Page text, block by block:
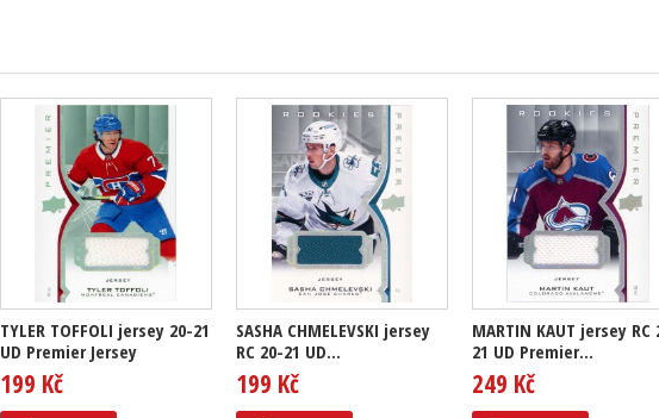
TYLER TOFFOLI jersey 20-21
UD Premier Jersey
199 Kč
SASHA CHMELEVSKI jersey
RC 20-21 UD...
199 Kč
MARTIN KAUT jersey RC
21 UD Premier...
249 Kč